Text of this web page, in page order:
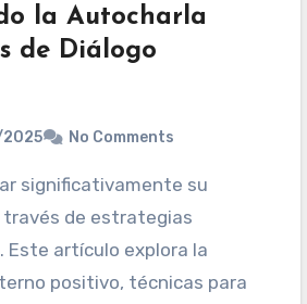
la Autocharla
de Diálogo
No Comments
de estrategias
artículo explora la
positivo, técnicas para